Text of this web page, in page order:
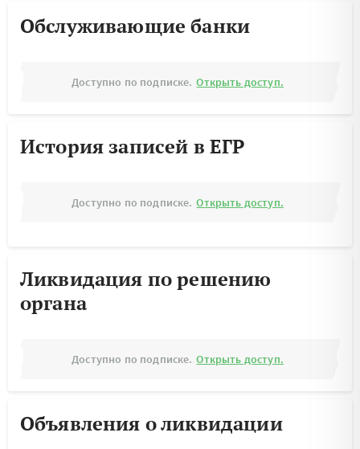
Обслуживающие банки
Доступно по подписке. Открыть доступ.
История записей в ЕГР
Доступно по подписке. Открыть доступ.
Ликвидация по решению
органа
Доступно по подписке. Открыть доступ.
Объявления о ликвидации